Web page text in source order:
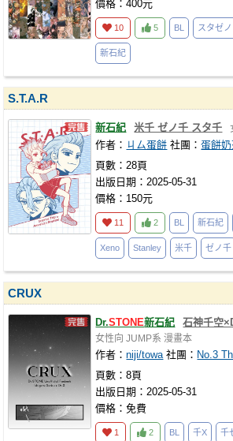
價格：400元
10 5 BL スタゼノ
新石紀
S.T.A.R
新石紀 米千 ゼノ千 スタ千
作者： ㄐㄙ蛋餅 社團：蛋餅
頁數：28頁
出版日期：2025-05-31
價格：150元
11 2 BL 新石紀
Xeno Stanley 米千 ゼノ千
CRUX
Dr.STONE新石紀 石神千空
女性向 JUMP系 漫畫本
作者：niji/towa 社團： No.3
頁數：8頁
出版日期：2025-05-31
價格：免費
1 2 BL 千X 千